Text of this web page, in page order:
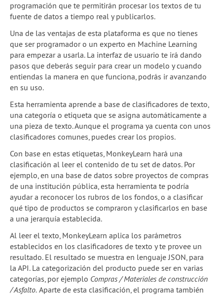
Skillshares de Escuela
Blog
Experiencias
School of Data
programación que te permitirán procesar los textos de tu
fuente de datos a tiempo real y publicarlos.
Una de las ventajas de esta plataforma es que no tienes
que ser programador o un experto en Machine Learning
para empezar a usarla. La interfaz de usuario te irá dando
pasos que deberás seguir para crear un modelo y cuando
entiendas la manera en que funciona, podrás ir avanzando
en su uso.
Esta herramienta aprende a base de clasificadores de texto,
una categoría o etiqueta que se asigna automáticamente a
una pieza de texto. Aunque el programa ya cuenta con unos
clasificadores comunes, puedes crear los propios.
Con base en estas etiquetas, MonkeyLearn hará una
clasificación al leer el contenido de tu set de datos. Por
ejemplo, en una base de datos sobre proyectos de compras
de una institución pública, esta herramienta te podría
ayudar a reconocer los rubros de los fondos, o a clasificar
qué tipo de productos se compraron y clasificarlos en base
a una jerarquía establecida.
Al leer el texto, MonkeyLearn aplica los parámetros
establecidos en los clasificadores de texto y te provee un
resultado. El resultado se muestra en lenguaje JSON, para
la API. La categorización del producto puede ser en varias
categorías, por ejemplo Compras / Materiales de construcción
/ Asfalto. Aparte de esta clasificación, el programa también